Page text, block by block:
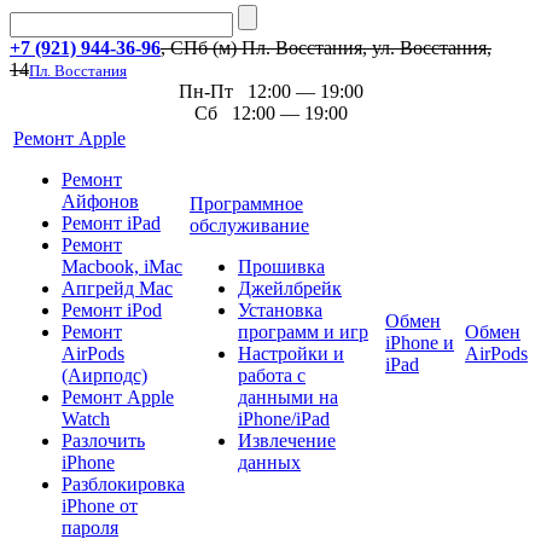
+7 (921) 944-36-96, СПб (м) Пл. Восстания, ул. Восстания,
14Пл. Восстания
Пн-Пт 12:00 — 19:00
Сб 12:00 — 19:00
Ремонт Apple
Ремонт
Айфонов
Ремонт iPad
Ремонт
Macbook, iMac
Апгрейд Mac
Ремонт iPod
Ремонт
AirPods
(Аирподс)
Ремонт Apple
Watch
Разлочить
iPhone
Разблокировка
iPhone от
пароля
Программное
обслуживание
Прошивка
Джейлбрейк
Установка
программ и игр
Настройки и
работа с
данными на
iPhone/iPad
Извлечение
данных
Обмен
iPhone и
iPad
Обмен
AirPods